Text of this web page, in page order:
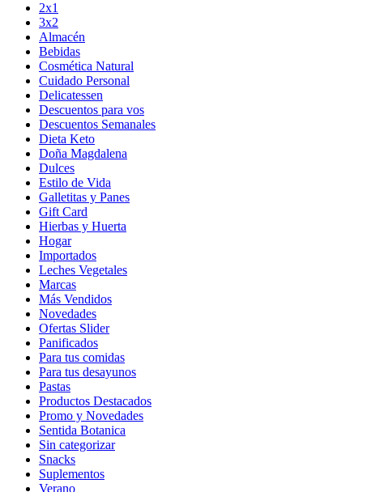
2x1
3x2
Almacén
Bebidas
Cosmética Natural
Cuidado Personal
Delicatessen
Descuentos para vos
Descuentos Semanales
Dieta Keto
Doña Magdalena
Dulces
Estilo de Vida
Galletitas y Panes
Gift Card
Hierbas y Huerta
Hogar
Importados
Leches Vegetales
Marcas
Más Vendidos
Novedades
Ofertas Slider
Panificados
Para tus comidas
Para tus desayunos
Pastas
Productos Destacados
Promo y Novedades
Sentida Botanica
Sin categorizar
Snacks
Suplementos
Verano